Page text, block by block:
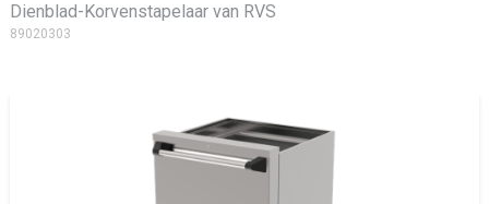
Dienblad-Korvenstapelaar van RVS
89020303